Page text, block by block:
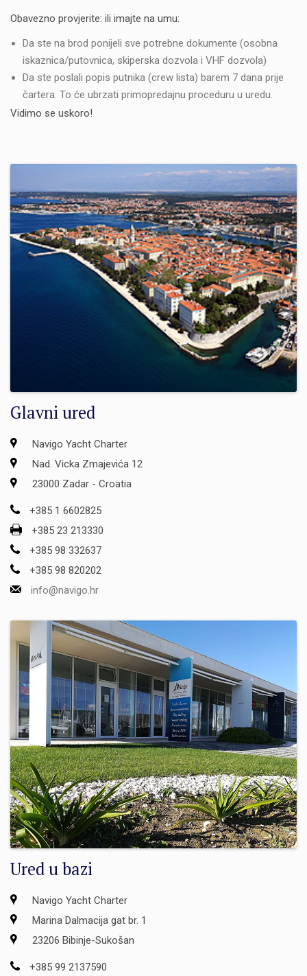
Obavezno provjerite: ili imajte na umu:
Da ste na brod ponijeli sve potrebne dokumente (osobna
iskaznica/putovnica, skiperska dozvola i VHF dozvola)
Da ste poslali popis putnika (crew lista) barem 7 dana prije
čartera. To će ubrzati primopredajnu proceduru u uredu.
Vidimo se uskoro!
Glavni ured
Navigo Yacht Charter
Nad. Vicka Zmajevića 12
23000 Zadar - Croatia
+385 1 6602825
+385 23 213330
+385 98 332637
+385 98 820202
info@navigo.hr
Ured u bazi
Navigo Yacht Charter
Marina Dalmacija gat br. 1
23206 Bibinje-Sukošan
+385 99 2137590